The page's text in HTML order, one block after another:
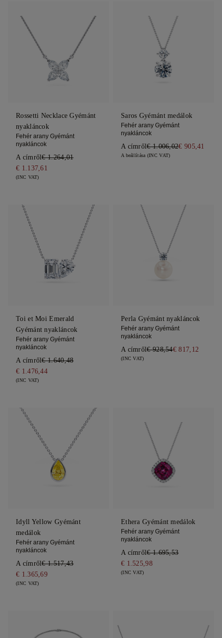
Rossetti Necklace Gyémánt
nyakláncok
Fehér arany Gyémánt
nyakláncok
A címről€ 1.264,01
€ 1.137,61
(INC VAT)
Saros Gyémánt medálok
Fehér arany Gyémánt
nyakláncok
A címről€ 1.006,02€ 905,41
A beállítása (INC VAT)
Toi et Moi Emerald
Gyémánt nyakláncok
Fehér arany Gyémánt
nyakláncok
A címről€ 1.640,48
€ 1.476,44
(INC VAT)
Perla Gyémánt nyakláncok
Fehér arany Gyémánt
nyakláncok
A címről€ 928,54€ 817,12
(INC VAT)
Idyll Yellow Gyémánt
medálok
Fehér arany Gyémánt
nyakláncok
A címről€ 1.517,43
€ 1.365,69
(INC VAT)
Ethera Gyémánt medálok
Fehér arany Gyémánt
nyakláncok
A címről€ 1.695,53
€ 1.525,98
(INC VAT)